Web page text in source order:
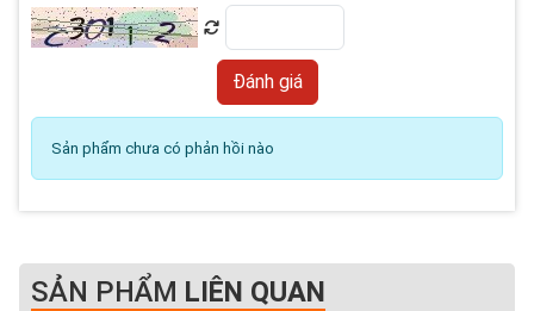
Sản phẩm chưa có phản hồi nào
SẢN PHẨM LIÊN QUAN